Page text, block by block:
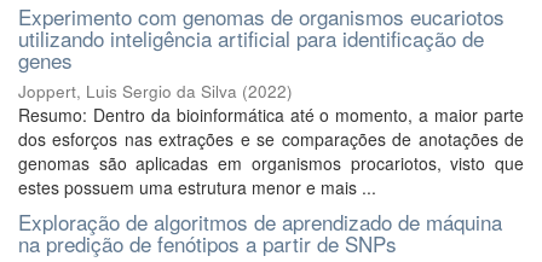
Experimento com genomas de organismos eucariotos
utilizando inteligência artificial para identificação de
genes
Joppert, Luis Sergio da Silva (2022)
Resumo: Dentro da bioinformática até o momento, a maior parte
dos esforços nas extrações e se comparações de anotações de
genomas são aplicadas em organismos procariotos, visto que
estes possuem uma estrutura menor e mais ...
Exploração de algoritmos de aprendizado de máquina
na predição de fenótipos a partir de SNPs